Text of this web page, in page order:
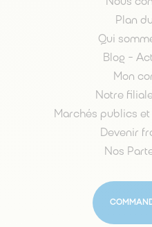
Nous
Plan
Qui
Blog -
Mon
Notre
Marchés publics
Devenir
Nos